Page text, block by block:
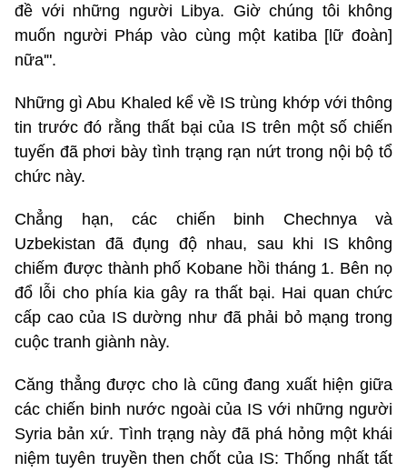
đề với những người Libya. Giờ chúng tôi không
muốn người Pháp vào cùng một katiba [lữ đoàn]
nữa'".
Những gì Abu Khaled kể về IS trùng khớp với thông
tin trước đó rằng thất bại của IS trên một số chiến
tuyến đã phơi bày tình trạng rạn nứt trong nội bộ tổ
chức này.
Chẳng hạn, các chiến binh Chechnya và
Uzbekistan đã đụng độ nhau, sau khi IS không
chiếm được thành phố Kobane hồi tháng 1. Bên nọ
đổ lỗi cho phía kia gây ra thất bại. Hai quan chức
cấp cao của IS dường như đã phải bỏ mạng trong
cuộc tranh giành này.
Căng thẳng được cho là cũng đang xuất hiện giữa
các chiến binh nước ngoài của IS với những người
Syria bản xứ. Tình trạng này đã phá hỏng một khái
niệm tuyên truyền then chốt của IS: Thống nhất tất